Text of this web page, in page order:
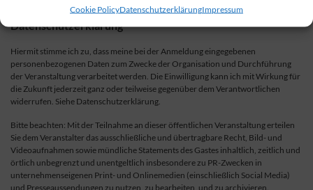
Cookie PolicyDatenschutzerklärungImpressum
Datenschutzerklärung *
Hiermit stimme ich zu, dass meine bei der Anmeldung eingegebenen
personenbezogenen Daten zum Zwecke der Organisation und Durchführung
der Veranstaltung verarbeitet werden. Die Einwilligung kann ich mit Wirkung für
die Zukunft jederzeit ganz oder teilweise gegenüber dem Verantwortlichen
widerrufen. Siehe Datenschutzerklärung.
Bitte beachten: Mit der Teilnahme an dieser öffentlichen Veranstaltung erteilen
Sie dem Veranstalter das ausschließliche und übertragbare Recht, Bild- und
Videoaufnahmen sowie mündliche Statements des Gastes inhaltlich, zeitlich und
örtlich unbegrenzt und unentgeltlich insbesondere zu PR-Zwecken in
unternehmenseigenen Print- und Onlinemedien (einschließlich Social Media)
und Presseaussendungen zu nutzen, zu bearbeiten, und zu archivieren.